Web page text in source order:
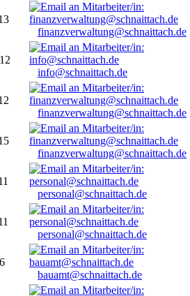
finanzverwaltung@schnaittach.de
info@schnaittach.de
finanzverwaltung@schnaittach.de
finanzverwaltung@schnaittach.de
personal@schnaittach.de
personal@schnaittach.de
bauamt@schnaittach.de